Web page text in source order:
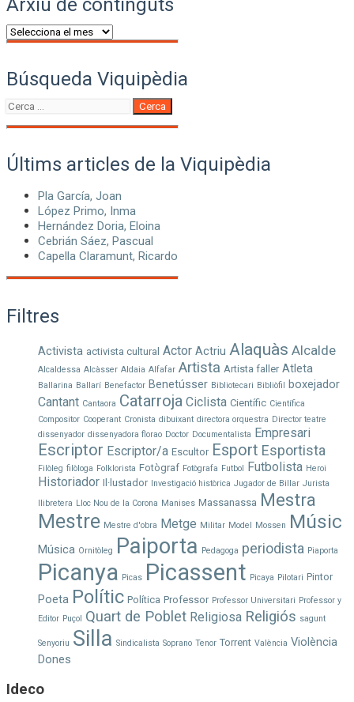
Arxiu de continguts
Arxiu
de
Búsqueda Viquipèdia
Cerca Cerca
Últims articles de la Viquipèdia
Pla García, Joan
López Primo, Inma
Hernández Doria, Eloina
Cebrián Sáez, Pascual
Capella Claramunt, Ricardo
Filtres
Activista activista cultural Actor Actriu Alaquàs Alcalde
Alcaldessa Alcàsser Aldaia Alfafar Artista Artista faller Atleta
Ballarina Ballarí Benefactor Benetússer Bibliotecari Bibliòfil boxejador
Cantant Cantaora Catarroja Ciclista Científic Científica
Compositor Cooperant Cronista dibuixant directora orquestra Director teatre
dissenyador dissenyadora florao Doctor Documentalista Empresari
Escriptor Escriptor/a Escultor Esport Esportista
Filòleg filòloga Folklorista Fotògraf Fotògrafa Futbol Futbolista Heroi
Historiador Il·lustador Investigació històrica Jugador de Billar Jurista
llibretera Lloc Nou de la Corona Manises Massanassa Mestra
Mestre Mestre d'obra Metge Militar Model Mossen Músic
Música Ornitòleg Paiporta Pedagoga periodista Piaporta
Picanya Picas Picassent Picaya Pilotari Pintor
Poeta Polític Política Professor Professor Universitari Professor y
Editor Puçol Quart de Poblet Religiosa Religiós sagunt
Senyoriu Silla Sindicalista Soprano Tenor Torrent València Violència
Dones
Ideco